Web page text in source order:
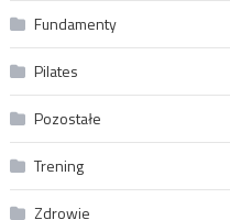
Fundamenty
Pilates
Pozostałe
Trening
Zdrowie